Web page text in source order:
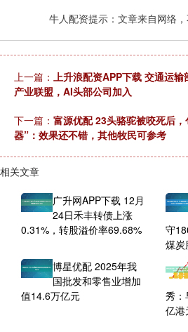
牛人配资提示：文章来自网络，
上一篇： 上升浪配资APP下载 交通运
产业联盟，AI头部公司加入
下一篇： 富源优配 23头骆驼被咬死后
器”：效果还不错，其他牧民可参考
相关文章
广升网APP下载 12月
24日禾丰转债上涨
0.31%，转股溢价率69.68%
守
煤炭
博星优配 2025年我
国批发和零售业增加
值14.6万亿元
秀：
亿港